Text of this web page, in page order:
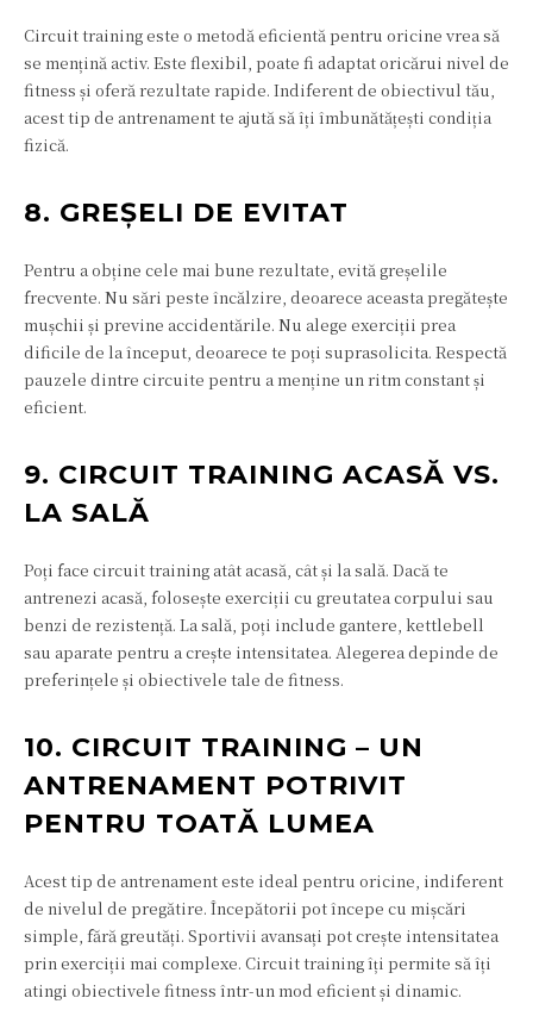
Circuit training este o metodă eficientă pentru oricine vrea să
se mențină activ. Este flexibil, poate fi adaptat oricărui nivel de
fitness și oferă rezultate rapide. Indiferent de obiectivul tău,
acest tip de antrenament te ajută să îți îmbunătățești condiția
fizică.
8. GREȘELI DE EVITAT
Pentru a obține cele mai bune rezultate, evită greșelile
frecvente. Nu sări peste încălzire, deoarece aceasta pregătește
mușchii și previne accidentările. Nu alege exerciții prea
dificile de la început, deoarece te poți suprasolicita. Respectă
pauzele dintre circuite pentru a menține un ritm constant și
eficient.
9. CIRCUIT TRAINING ACASĂ VS.
LA SALĂ
Poți face circuit training atât acasă, cât și la sală. Dacă te
antrenezi acasă, folosește exerciții cu greutatea corpului sau
benzi de rezistență. La sală, poți include gantere, kettlebell
sau aparate pentru a crește intensitatea. Alegerea depinde de
preferințele și obiectivele tale de fitness.
10. CIRCUIT TRAINING – UN
ANTRENAMENT POTRIVIT
PENTRU TOATĂ LUMEA
Acest tip de antrenament este ideal pentru oricine, indiferent
de nivelul de pregătire. Începătorii pot începe cu mișcări
simple, fără greutăți. Sportivii avansați pot crește intensitatea
prin exerciții mai complexe. Circuit training îți permite să îți
atingi obiectivele fitness într-un mod eficient și dinamic.